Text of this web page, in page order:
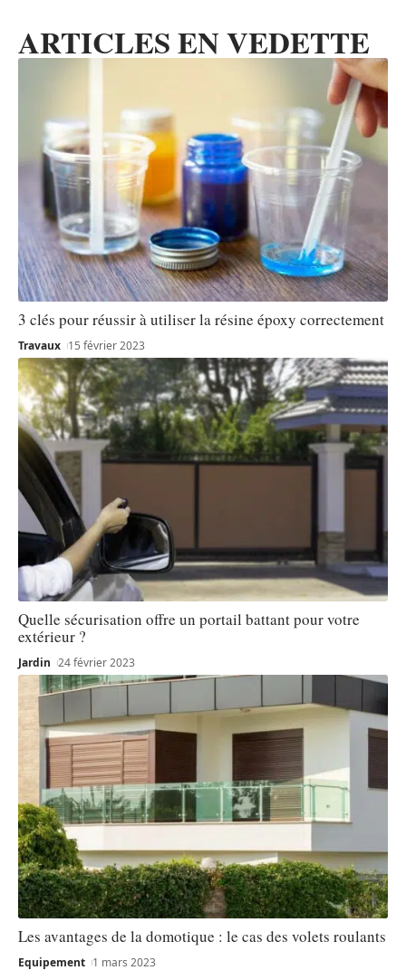
ARTICLES EN VEDETTE
3 clés pour réussir à utiliser la résine époxy correctement
Travaux 15 février 2023
Quelle sécurisation offre un portail battant pour votre
extérieur ?
Jardin 24 février 2023
Les avantages de la domotique : le cas des volets roulants
Equipement 1 mars 2023